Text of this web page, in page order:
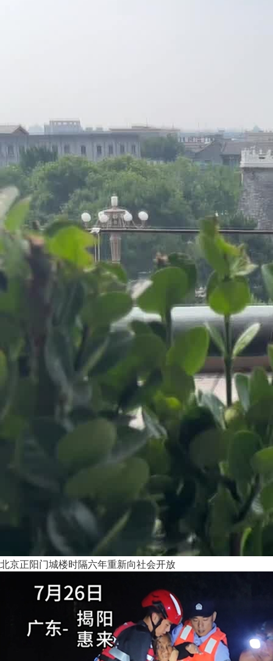
北京正阳门城楼时隔六年重新向社会开放